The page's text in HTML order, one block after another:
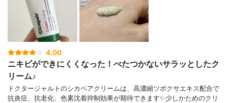
4.00
ニキビができにくくなった！べたつかないサラッとしたク
リーム♪
ドクタージャルトのシカペアクリームは、高濃縮ツボクサエキス配合で
抗炎症、抗老化、色素沈着抑制効果が期待できます✨少しかためのクリ